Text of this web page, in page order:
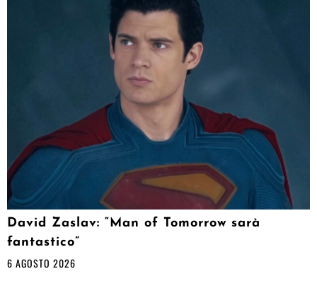
David Zaslav: “Man of Tomorrow sarà
fantastico”
6 AGOSTO 2026